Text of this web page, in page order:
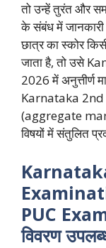
तो उन्हें तुरंत और
के संबंध में जानकारी
छात्र का स्कोर
जाता है, तो उसे
2026 में अनुत्तीर्ण
Karnataka
(aggregate
विषयों में संतुलित
PUC
विवरण